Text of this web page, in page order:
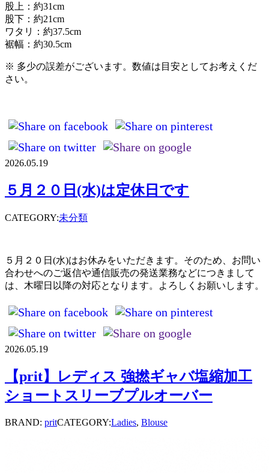
股上：約31cm
股下：約21cm
ワタリ：約37.5cm
裾幅：約30.5cm
※ 多少の誤差がございます。数値は目安としてお考えくだ
さい。
2026.05.19
５月２０日(水)は定休日です
CATEGORY:未分類
５月２０日(水)はお休みをいただきます。そのため、お問い
合わせへのご返信や通信販売の発送業務などにつきまして
は、木曜日以降の対応となります。よろしくお願いします。
2026.05.19
【prit】レディス 強撚ギャバ塩縮加工
ショートスリーブプルオーバー
BRAND: pritCATEGORY:Ladies, Blouse